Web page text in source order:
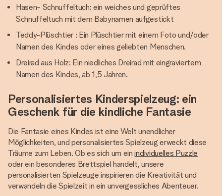
Hasen- Schnuffeltuch: ein weiches und geprüftes
Schnuffeltuch mit dem Babynamen aufgestickt
Teddy-Plüschtier : Ein Plüschtier mit einem Foto und/oder
Namen des Kindes oder eines geliebten Menschen.
Dreirad aus Holz: Ein niedliches Dreirad mit eingraviertem
Namen des Kindes, ab 1,5 Jahren.
Personalisiertes Kinderspielzeug: ein
Geschenk für die kindliche Fantasie
Die Fantasie eines Kindes ist eine Welt unendlicher
Möglichkeiten, und personalisiertes Spielzeug erweckt diese
Träume zum Leben. Ob es sich um einindividuelles Puzzle
oder ein besonderes Brettspiel handelt, unsere
personalisierten Spielzeuge inspirieren die Kreativität und
verwandeln die Spielzeit in ein unvergessliches Abenteuer.